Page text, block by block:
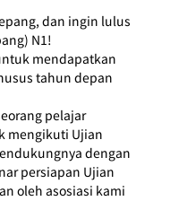
dan ingin lulus
N1!
mendapatkan
tahun depan
pelajar
mengikuti Ujian
dengan
persiapan Ujian
oleh asosiasi kami